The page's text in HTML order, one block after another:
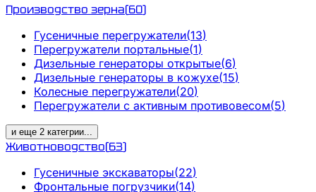
Производство зерна(60)
Гусеничные перегружатели(13)
Перегружатели портальные(1)
Дизельные генераторы открытые(6)
Дизельные генераторы в кожухе(15)
Колесные перегружатели(20)
Перегружатели с активным противовесом(5)
и еще 2 категрии...
Животноводство(63)
Гусеничные экскаваторы(22)
Фронтальные погрузчики(14)